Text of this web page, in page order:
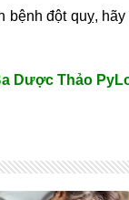
bệnh đột quỵ,
Dược Thảo